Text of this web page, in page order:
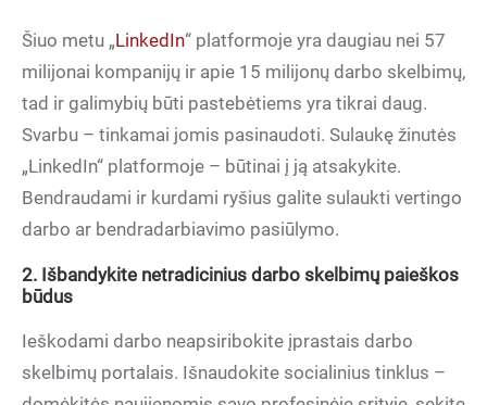
Šiuo metu „LinkedIn“ platformoje yra daugiau nei 57
milijonai kompanijų ir apie 15 milijonų darbo skelbimų,
tad ir galimybių būti pastebėtiems yra tikrai daug.
Svarbu – tinkamai jomis pasinaudoti. Sulaukę žinutės
„LinkedIn“ platformoje – būtinai į ją atsakykite.
Bendraudami ir kurdami ryšius galite sulaukti vertingo
darbo ar bendradarbiavimo pasiūlymo.
2. Išbandykite netradicinius darbo skelbimų paieškos
būdus
Ieškodami darbo neapsiribokite įprastais darbo
skelbimų portalais. Išnaudokite socialinius tinklus –